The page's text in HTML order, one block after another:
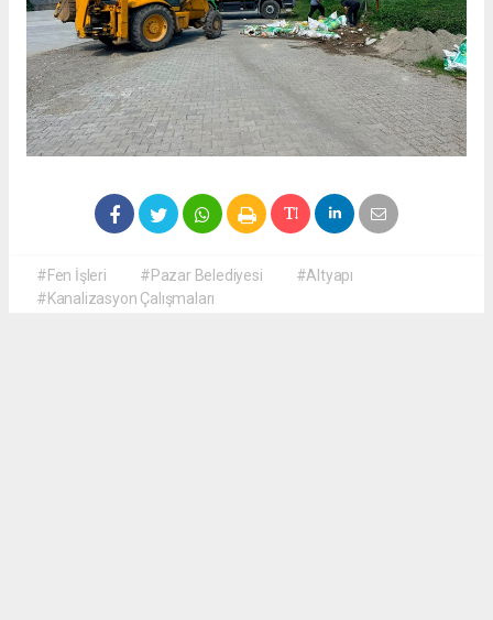
#Fen İşleri #Pazar Belediyesi
#Altyapı
#Kanalizasyon Çalışmaları